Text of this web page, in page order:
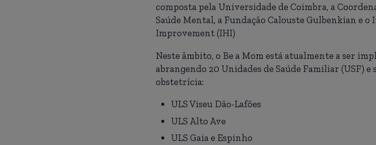
composta pela Universidade de Coimbra, a
Saúde Mental, a Fundação Calouste Gulbenkian e
Improvement (IHI)
Neste âmbito, o Be a Mom está atualmente a ser
abrangendo 20 Unidades de Saúde Familiar (USF)
obstetrícia:
ULS Viseu Dão-Lafões
ULS Alto Ave
ULS Gaia e Espinho